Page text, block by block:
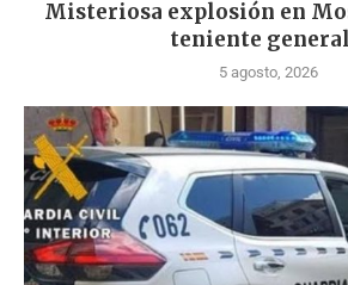
Misteriosa explosión en
teniente
5 agosto, 2026